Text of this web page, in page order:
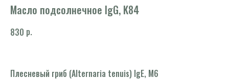
Масло подсолнечное IgG, K84
830 р.
Плесневый гриб (Alternaria tenuis) IgE, M6